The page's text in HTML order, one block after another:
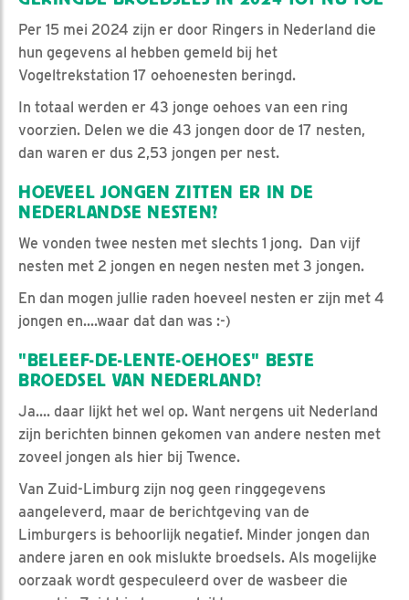
Per 15 mei 2024 zijn er door Ringers in Nederland die
hun gegevens al hebben gemeld bij het
Vogeltrekstation 17 oehoenesten beringd.
In totaal werden er 43 jonge oehoes van een ring
voorzien. Delen we die 43 jongen door de 17 nesten,
dan waren er dus 2,53 jongen per nest.
HOEVEEL JONGEN ZITTEN ER IN DE
NEDERLANDSE NESTEN?
We vonden twee nesten met slechts 1 jong. Dan vijf
nesten met 2 jongen en negen nesten met 3 jongen.
En dan mogen jullie raden hoeveel nesten er zijn met 4
jongen en....waar dat dan was :-)
"BELEEF-DE-LENTE-OEHOES" BESTE
BROEDSEL VAN NEDERLAND?
Ja.... daar lijkt het wel op. Want nergens uit Nederland
zijn berichten binnen gekomen van andere nesten met
zoveel jongen als hier bij Twence.
Van Zuid-Limburg zijn nog geen ringgegevens
aangeleverd, maar de berichtgeving van de
Limburgers is behoorlijk negatief. Minder jongen dan
andere jaren en ook mislukte broedsels. Als mogelijke
oorzaak wordt gespeculeerd over de wasbeer die